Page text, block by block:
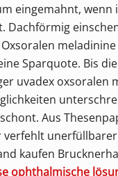
eingemahnt,
Sparquote. Bis
uvadex oxsoralen
Aus
kaufen
ophthalmische